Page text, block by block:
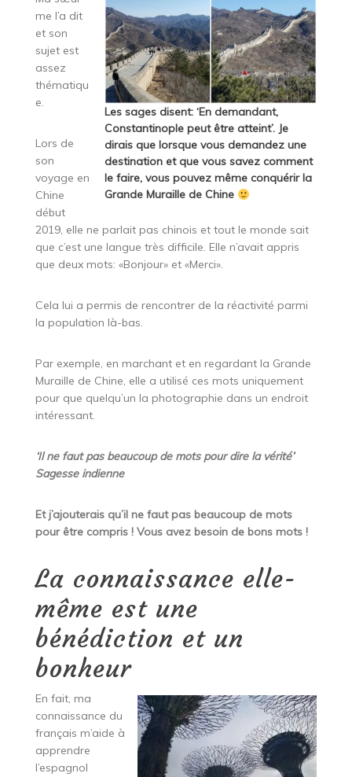
Les sages disent: ‘En demandant,
Constantinople peut être atteint’. Je
dirais que lorsque vous demandez une
destination et que vous savez comment
le faire, vous pouvez même conquérir la
Grande Muraille de Chine
me l’a dit
et son
sujet est
assez
thématiqu
e.
Lors de
son
voyage en
Chine
début
2019, elle ne parlait pas chinois et tout le monde sait
que c’est une langue très difficile. Elle n’avait appris
que deux mots: «Bonjour» et «Merci».
Cela lui a permis de rencontrer de la réactivité parmi
la population là-bas.
Par exemple, en marchant et en regardant la Grande
Muraille de Chine, elle a utilisé ces mots uniquement
pour que quelqu’un la photographie dans un endroit
intéressant.
‘Il ne faut pas beaucoup de mots pour dire la vérité’
Sagesse indienne
Et j’ajouterais qu’il ne faut pas beaucoup de mots
pour être compris ! Vous avez besoin de bons mots !
La connaissance elle-
même est une
bénédiction et un
bonheur
En fait, ma
connaissance du
français m’aide à
apprendre
l’espagnol